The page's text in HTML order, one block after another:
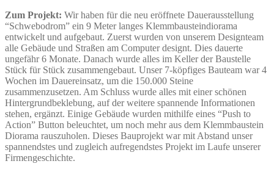
Zum Projekt: Wir haben für die neu eröffnete Dauerausstellung
“Schwebodrom” ein 9 Meter langes Klemmbausteindiorama
entwickelt und aufgebaut. Zuerst wurden von unserem Designteam
alle Gebäude und Straßen am Computer designt. Dies dauerte
ungefähr 6 Monate. Danach wurde alles im Keller der Baustelle
Stück für Stück zusammengebaut. Unser 7-köpfiges Bauteam war 4
Wochen im Dauereinsatz, um die 150.000 Steine
zusammenzusetzen. Am Schluss wurde alles mit einer schönen
Hintergrundbeklebung, auf der weitere spannende Informationen
stehen, ergänzt. Einige Gebäude wurden mithilfe eines “Push to
Action” Button beleuchtet, um noch mehr aus dem Klemmbaustein
Diorama rauszuholen. Dieses Bauprojekt war mit Abstand unser
spannendstes und zugleich aufregendstes Projekt im Laufe unserer
Firmengeschichte.